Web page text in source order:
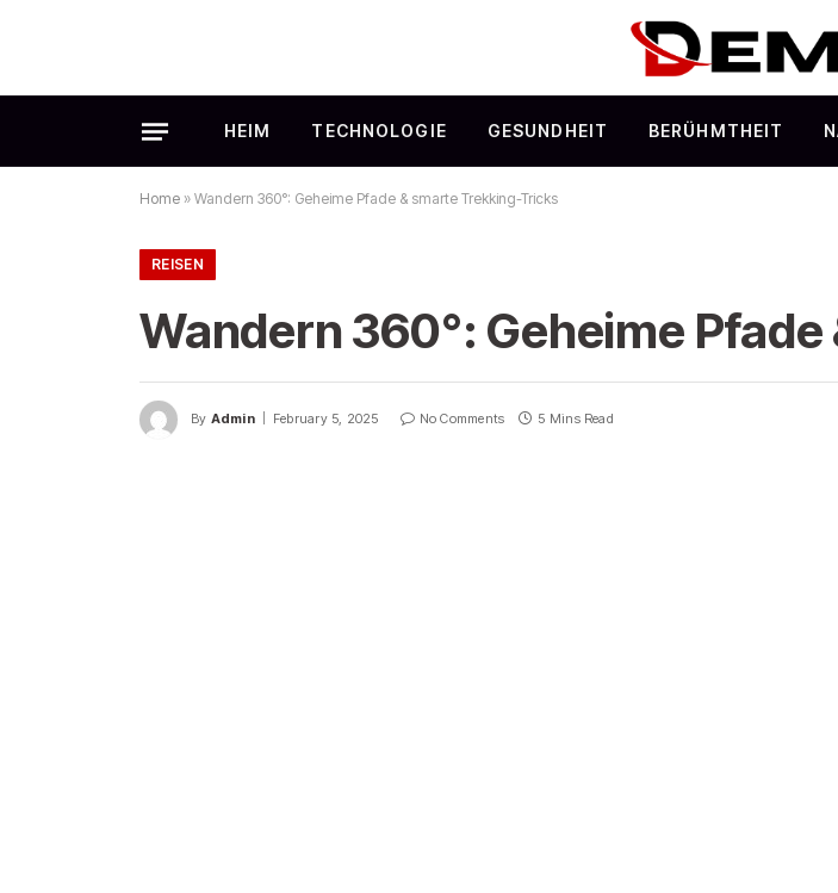
HEIM TECHNOLOGIE GESUNDHEIT BERÜHMTHEIT
Home » Wandern 360°: Geheime Pfade & smarte Trekking-Tricks
REISEN
Wandern 360°: Geheime
By Admin February 5, 2025 No Comments 5 Mins Read